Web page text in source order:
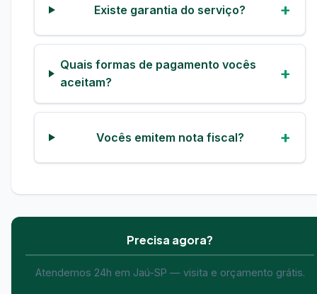
Existe garantia do serviço?
Quais formas de pagamento vocês
aceitam?
Vocês emitem nota fiscal?
Precisa agora?
Atendemos 24h em Jaú-SP — visita e orçamento grátis.